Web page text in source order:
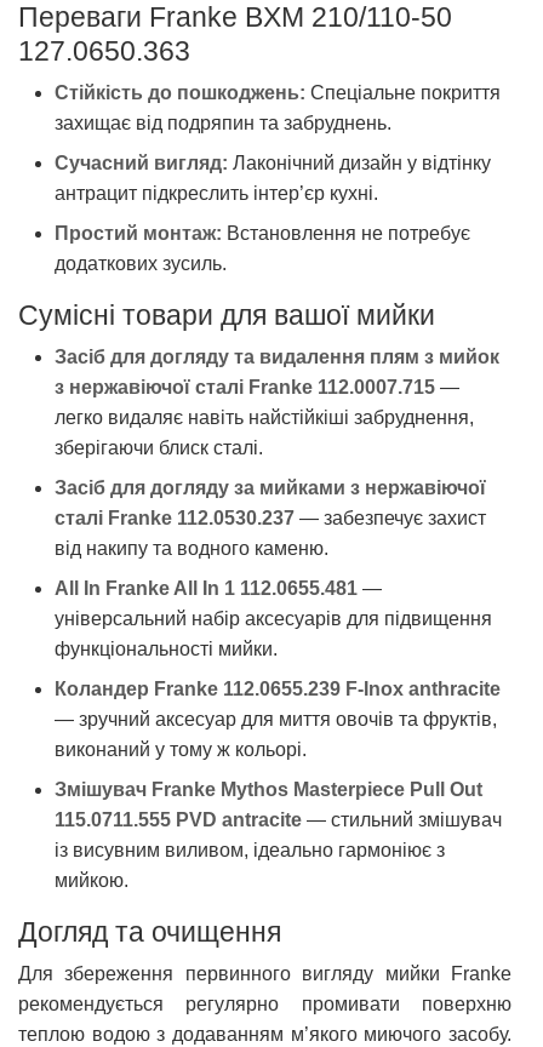
Переваги Franke BXM 210/110-50
127.0650.363
Стійкість до пошкоджень: Спеціальне покриття
захищає від подряпин та забруднень.
Сучасний вигляд: Лаконічний дизайн у відтінку
антрацит підкреслить інтер’єр кухні.
Простий монтаж: Встановлення не потребує
додаткових зусиль.
Сумісні товари для вашої мийки
Засіб для догляду та видалення плям з мийок
з нержавіючої сталі Franke 112.0007.715 —
легко видаляє навіть найстійкіші забруднення,
зберігаючи блиск сталі.
Засіб для догляду за мийками з нержавіючої
сталі Franke 112.0530.237 — забезпечує захист
від накипу та водного каменю.
All In Franke All In 1 112.0655.481 —
універсальний набір аксесуарів для підвищення
функціональності мийки.
Коландер Franke 112.0655.239 F-Inox anthracite
— зручний аксесуар для миття овочів та фруктів,
виконаний у тому ж кольорі.
Змішувач Franke Mythos Masterpiece Pull Out
115.0711.555 PVD antracite — стильний змішувач
із висувним виливом, ідеально гармоніює з
мийкою.
Догляд та очищення
Для збереження первинного вигляду мийки Franke
рекомендується регулярно промивати поверхню
теплою водою з додаванням м’якого миючого засобу.